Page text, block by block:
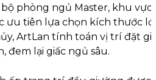
bộ phòng ngủ Master, khu
tiên lựa chọn kích thước
ArtLan tính toán vị trí đặt
đem lại giấc ngủ sâu.